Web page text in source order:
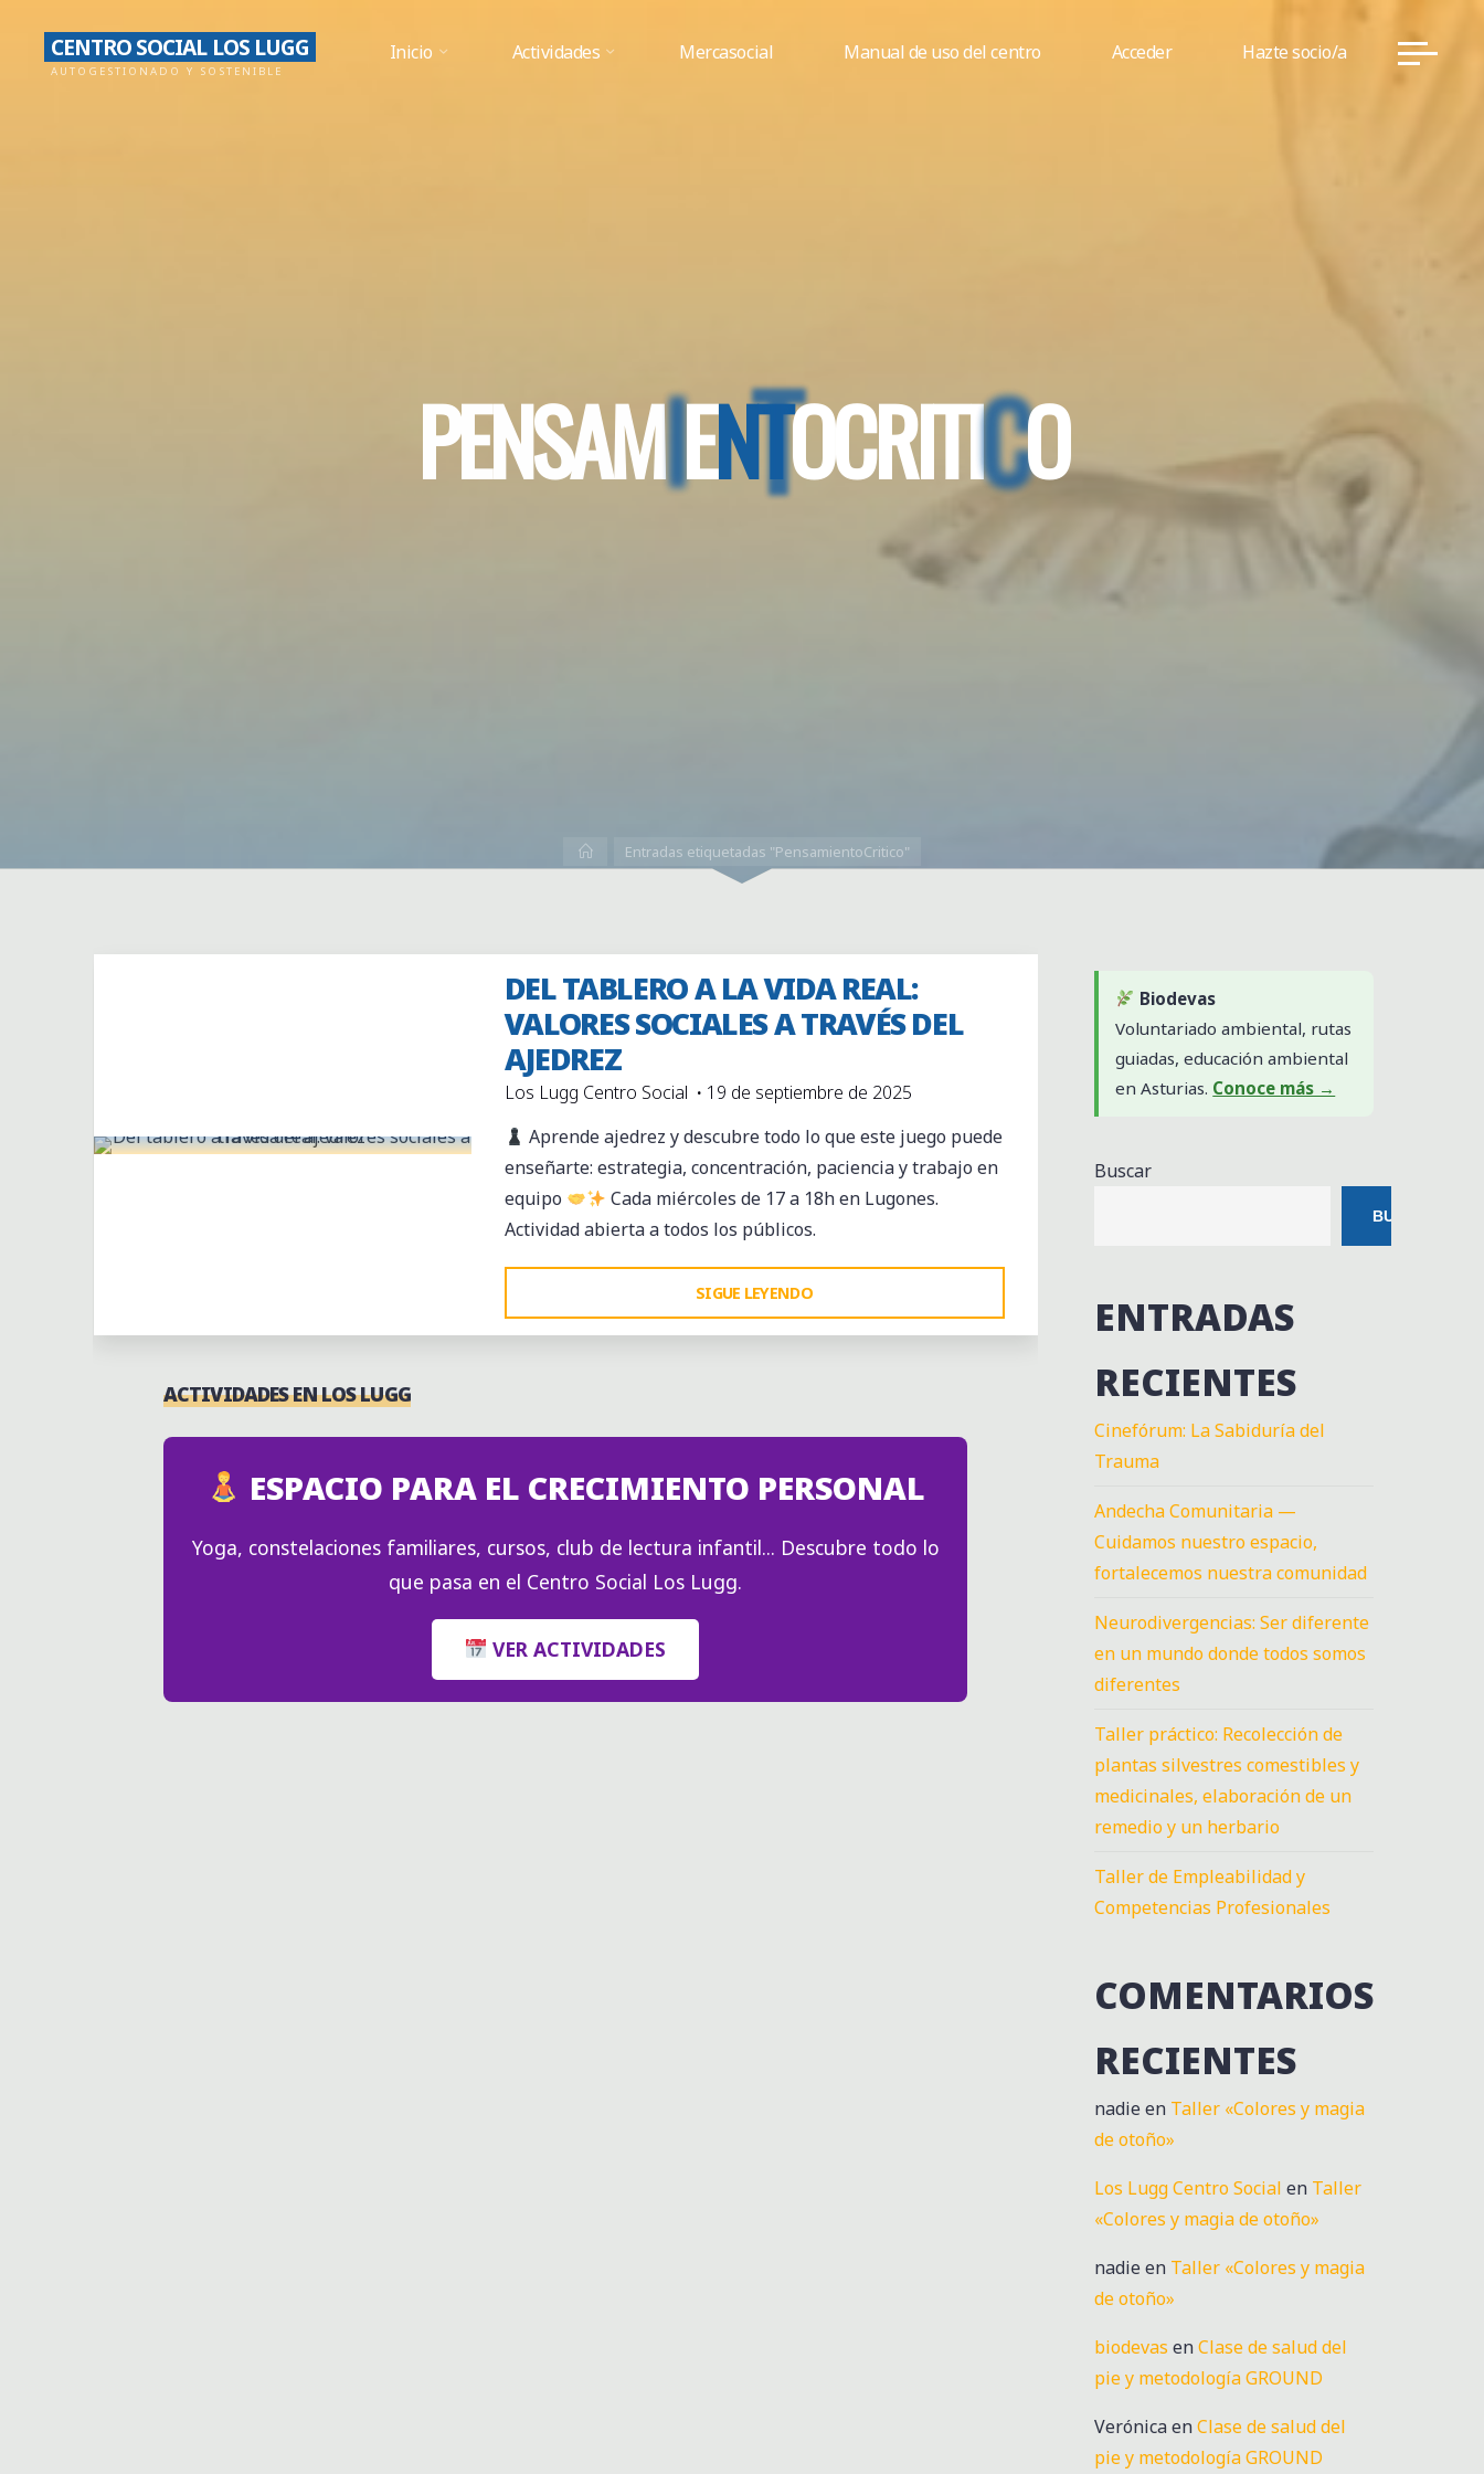
contenido
CENTRO SOCIAL LOS LUGG
AUTOGESTIONADO Y SOSTENIBLE
Inicio Actividades Mercasocial Manual de uso del centro Acceder Hazte socio/a
PENSAMIENT
TOCRITICO
InicioEntradas etiquetadas "PensamientoCritico"
DEL TABLERO A LA VIDA REAL:
VALORES SOCIALES A TRAVÉS DEL
AJEDREZ
Los Lugg Centro Social
19 de septiembre de 2025
Aprende ajedrez y descubre todo lo que este juego puede
enseñarte: estrategia, concentración, paciencia y trabajo en
equipo
Cada miércoles de 17 a 18h en Lugones.
Actividad abierta a todos los públicos.
SIGUE LEYENDO
TABLERO
VALORES
SOCIALES
ACTIVIDADES EN LOS LUGG
ESPACIO PARA EL CRECIMIENTO PERSONAL
Yoga, constelaciones familiares, cursos, club de lectura infantil... Descubre todo lo
que pasa en el Centro Social Los Lugg.
VER ACTIVIDADES
Biodevas
Voluntariado ambiental, rutas
guiadas, educación ambiental
en Asturias. Conoce más →
Buscar
BUSCAR
ENTRADAS
RECIENTES
Cinefórum: La Sabiduría del
Trauma
Andecha Comunitaria —
Cuidamos nuestro espacio,
fortalecemos nuestra comunidad
Neurodivergencias: Ser diferente
en un mundo donde todos somos
diferentes
Taller práctico: Recolección de
plantas silvestres comestibles y
medicinales, elaboración de un
remedio y un herbario
Taller de Empleabilidad y
Competencias Profesionales
COMENTARIOS
RECIENTES
nadie en Taller «Colores y magia
de otoño»
Los Lugg Centro Social en Taller
«Colores y magia de otoño»
nadie en Taller «Colores y magia
de otoño»
biodevas enClase de salud del
pie y metodología GROUND
VerónicaenClase de salud del
pie y metodología GROUND